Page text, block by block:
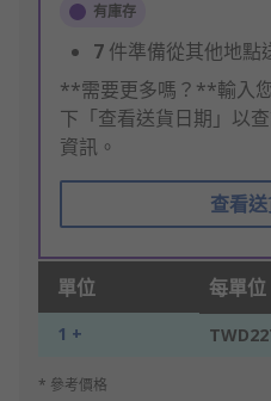
有庫存
7 件準備從其他地點
**需要更多嗎？**輸入
下「查看送貨日期」以
資訊。
查看
單位 每單位
1 +
* 參考價格